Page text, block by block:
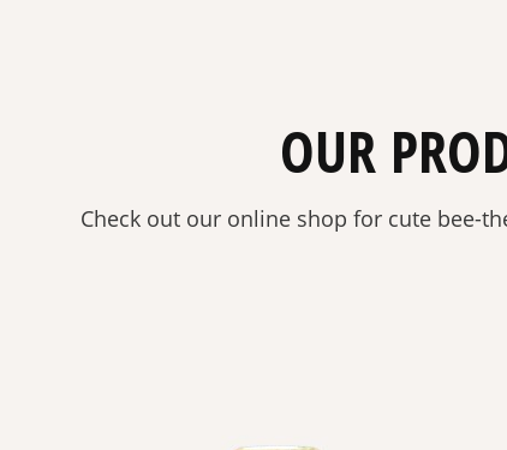
OUR
Check out our online shop for cute bee-